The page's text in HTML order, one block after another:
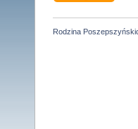
Rodzina